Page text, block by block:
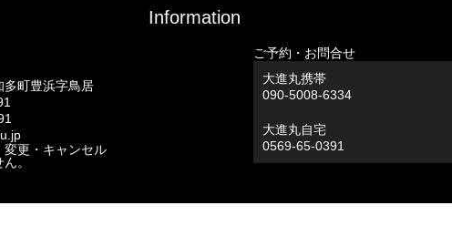
Information
多町豊浜字鳥居
変更・キャンセル
。
ご予約・お問合せ
大進丸携帯
090-5008-6334
大進丸自宅
0569-65-0391